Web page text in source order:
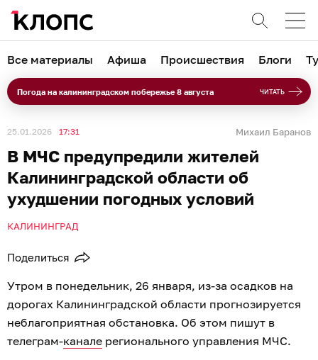
Все материалы Афиша Происшествия Блоги
Погода на калининградском побережье 8 августа ЧИТАТЬ
25.01.2026 17:31 Михаил Баранов
В МЧС предупредили жителей
Калининградской области об
ухудшении погодных условий
КАЛИНИНГРАД
Поделиться
Утром в понедельник, 26 января, из-за осадков на
дорогах Калининградской области прогнозируется
неблагоприятная обстановка. Об этом пишут в
телеграм-канале регионального управления МЧС.